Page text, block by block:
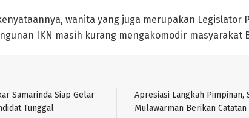
wanita yang juga merupakan Legislator
IKN masih kurang mengakomodir masyarakat
Samarinda Siap Gelar
Tunggal
Apresiasi Langkah Pimpinan,
Mulawarman Berikan Catatan